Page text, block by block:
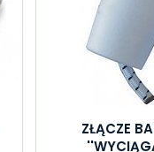
ZŁĄCZE